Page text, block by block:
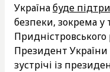
Українабуде
безпеки, зокрема у
Придністровського
Президент
зустрічі із